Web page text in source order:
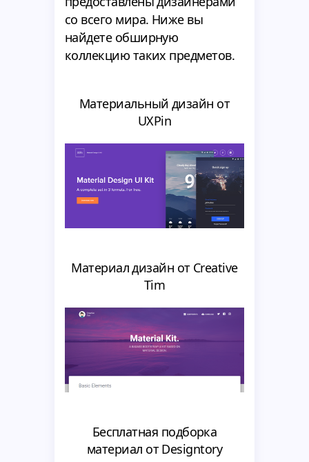
со всего мира. Ниже вы
найдете обширную
коллекцию таких предметов.
Материальный дизайн от
UXPin
Материал дизайн от Creative
Tim
Бесплатная подборка
материал от Designtory